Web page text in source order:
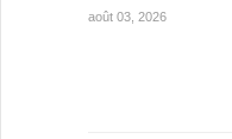
août 03, 2026